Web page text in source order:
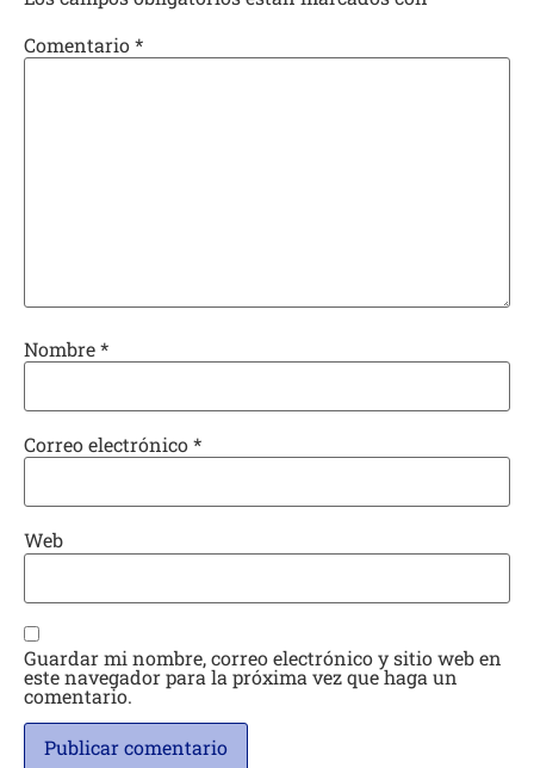
Comentario*
Nombre*
Correo electrónico*
Web
Guardar mi nombre, correo electrónico y sitio web en
este navegador para la próxima vez que haga un
comentario.